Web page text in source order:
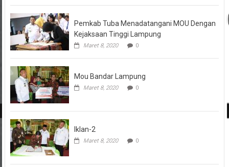
Pemkab Tuba Menadatangani MOU Dengan
Kejaksaan Tinggi Lampung
Maret 8, 2020 0
Mou Bandar Lampung
Maret 8, 2020 0
Iklan-2
Maret 8, 2020 0